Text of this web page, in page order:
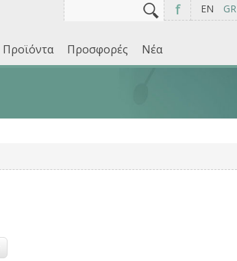
EN GR
f
Φόρμα αναζήτησης
Προϊόντα Προσφορές Νέα